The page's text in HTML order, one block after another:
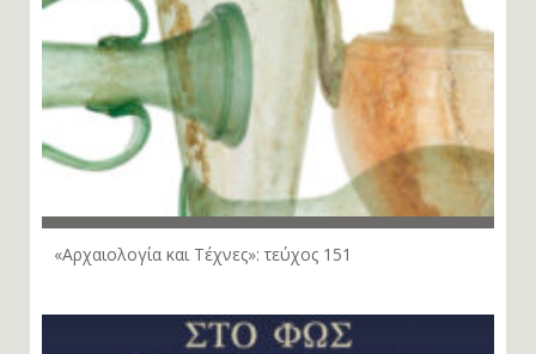
«Αρχαιολογία και Τέχνες»: τεύχος 151